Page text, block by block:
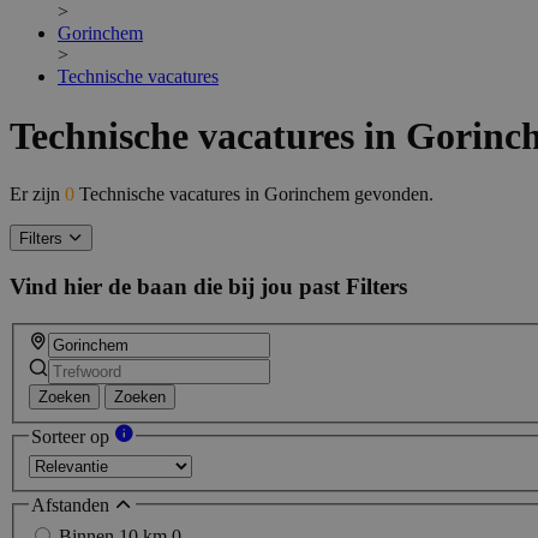
>
Gorinchem
>
Technische vacatures
Technische vacatures in
Er zijn 0 Technische vacatures in Gorinchem gevonden.
Filters
Vind hier de baan die bij jou past Filters
Zoeken Zoeken
Sorteer op
Afstanden